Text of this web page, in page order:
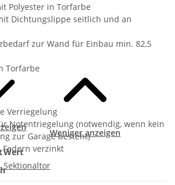
Polyester in Torfarbe
Dichtungslippe seitlich und an
zur Wand für Einbau min. 82,5
Torfarbe
Verriegelung
Notentriegelung (notwendig, wenn kein
zur Garage besteht)
verzinkt
Weniger anzeigen
Wert
Sektionaltor